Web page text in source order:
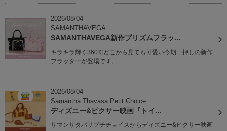
2026/08/04
SAMANTHAVEGA
SAMANTHAVEGA新作プリズムフラッ...
キラキラ輝く360℃どこから見ても可愛い今期一押しの新作
フラッターが登場です。
2026/08/04
Samantha Thavasa Petit Choice
ディズニー&ピクサー映画『トイ...
サマンサタバサプチチョイスからディズニー&ピクサー映画